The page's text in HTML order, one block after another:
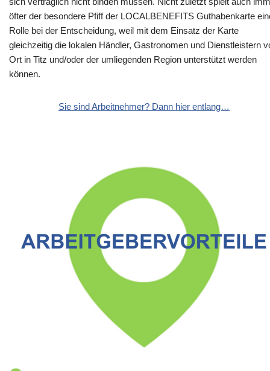
öfter der besondere Pfiff der LOCALBENEFITS Guthabenkarte
Rolle bei der Entscheidung, weil mit dem Einsatz der Karte
gleichzeitig die lokalen Händler, Gastronomen und Dienstleistern
Ort in Titz und/oder der umliegenden Region unterstützt werden
können.
Sie sind Arbeitnehmer? Dann hier entlang…